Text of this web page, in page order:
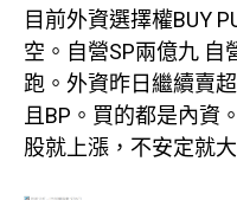
目前外資選擇權BUY
空。自營SP兩億九 自
跑。外資昨日繼續賣
且BP。買的都是內資
股就上漲，不安定就